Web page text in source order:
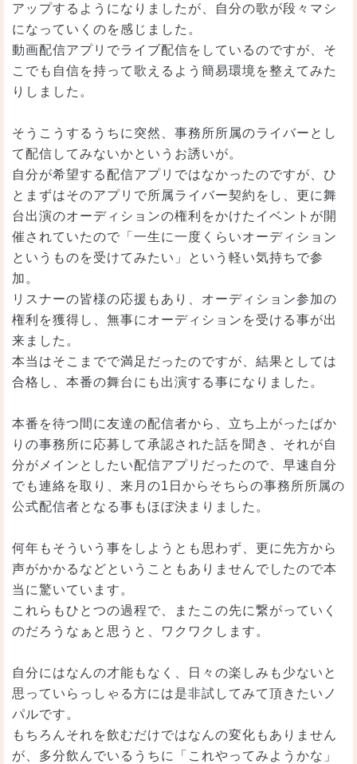
アップするようになりましたが、自分の歌が段々マシ
になっていくのを感じました。
動画配信アプリでライブ配信をしているのですが、そ
こでも自信を持って歌えるよう簡易環境を整えてみた
りしました。
そうこうするうちに突然、事務所所属のライバーとし
て配信してみないかというお誘いが。
自分が希望する配信アプリではなかったのですが、ひ
とまずはそのアプリで所属ライバー契約をし、更に舞
台出演のオーディションの権利をかけたイベントが開
催されていたので「一生に一度くらいオーディション
というものを受けてみたい」という軽い気持ちで参
加。
リスナーの皆様の応援もあり、オーディション参加の
権利を獲得し、無事にオーディションを受ける事が出
来ました。
本当はそこまでで満足だったのですが、結果としては
合格し、本番の舞台にも出演する事になりました。
本番を待つ間に友達の配信者から、立ち上がったばか
りの事務所に応募して承認された話を聞き、それが自
分がメインとしたい配信アプリだったので、早速自分
でも連絡を取り、来月の1日からそちらの事務所所属の
公式配信者となる事もほぼ決まりました。
何年もそういう事をしようとも思わず、更に先方から
声がかかるなどということもありませんでしたので本
当に驚いています。
これらもひとつの過程で、またこの先に繋がっていく
のだろうなぁと思うと、ワクワクします。
自分にはなんの才能もなく、日々の楽しみも少ないと
思っていらっしゃる方には是非試してみて頂きたいノ
パルです。
もちろんそれを飲むだけではなんの変化もありません
が、多分飲んでいるうちに「これやってみようかな」